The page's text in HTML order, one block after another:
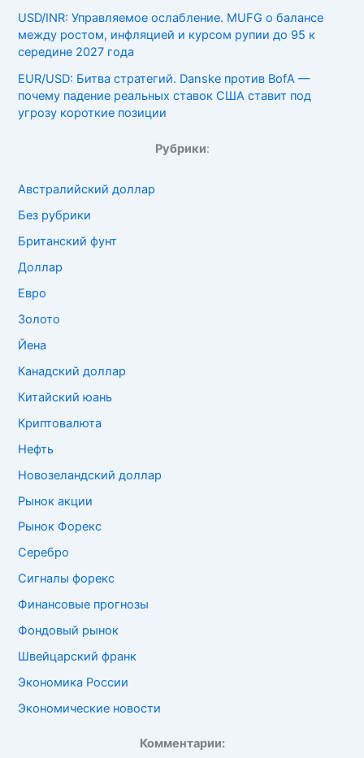
USD/INR: Управляемое ослабление. MUFG о балансе
между ростом, инфляцией и курсом рупии до 95 к
середине 2027 года
EUR/USD: Битва стратегий. Danske против BofA —
почему падение реальных ставок США ставит под
угрозу короткие позиции
Рубрики:
Австралийский доллар
Без рубрики
Британский фунт
Доллар
Евро
Золото
Йена
Канадский доллар
Китайский юань
Криптовалюта
Нефть
Новозеландский доллар
Рынок акции
Рынок Форекс
Серебро
Сигналы форекс
Финансовые прогнозы
Фондовый рынок
Швейцарский франк
Экономика России
Экономические новости
Комментарии: